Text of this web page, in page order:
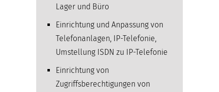
Lager und Büro
Einrichtung und Anpassung von
Telefonanlagen, IP-Telefonie,
Umstellung ISDN zu IP-Telefonie
Einrichtung von
Zugriffsberechtigungen von